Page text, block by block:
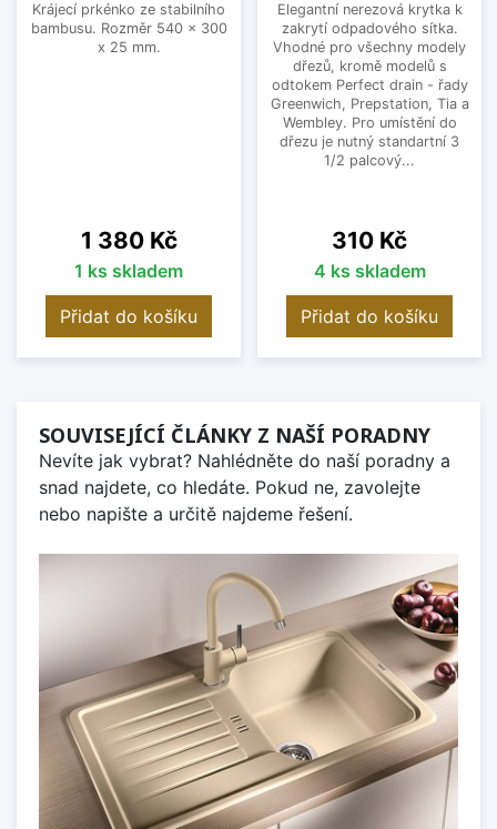
Krájecí prkénko ze stabilního
bambusu. Rozměr 540 x 300
x 25 mm.
Cena
1 380 Kč
1 ks skladem
Přidat do košíku
Elegantní nerezová krytka k
zakrytí odpadového sítka.
Vhodné pro všechny modely
dřezů, kromě modelů s
odtokem Perfect drain - řady
Greenwich, Prepstation, Tia a
Wembley. Pro umístění do
dřezu je nutný standartní 3
1/2 palcový...
Cena
310 Kč
4 ks skladem
Přidat do košíku
SOUVISEJÍCÍ ČLÁNKY Z NAŠÍ PORADNY
Nevíte jak vybrat? Nahlédněte do naší poradny a
snad najdete, co hledáte. Pokud ne, zavolejte
nebo napište a určitě najdeme řešení.